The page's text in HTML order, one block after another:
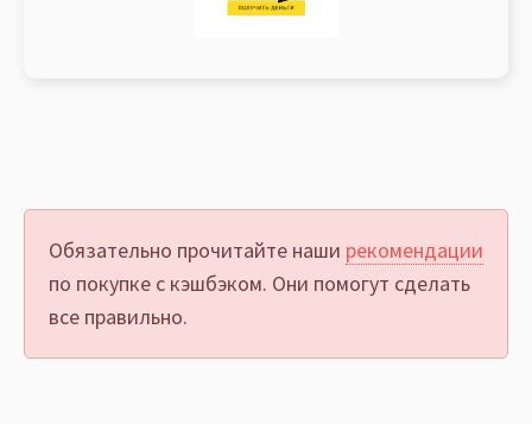
Обязательно прочитайте наши рекомендации
по покупке с кэшбэком. Они помогут сделать
все правильно.